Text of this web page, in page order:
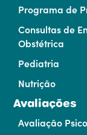
Programa de
Consultas de
Obstétrica
Pediatria
Nutrição
Avaliações
Avaliação